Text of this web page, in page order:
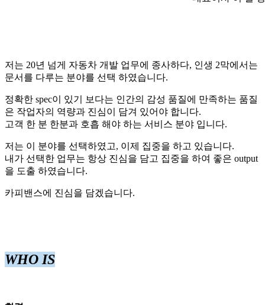
저는 20년 넘게 자동차 개발 업무에 종사하다, 인생 2막에서는
문서를 다루는 분야를 선택 하였습니다.
정확한 spec이 있기 보다는 인간의 감성 품질에 만족하는 품질
은 작업자의 역량과 진심이 담겨 있어야 합니다.
고객 한 분 한분과 호흡 해야 하는 서비스 분야 입니다.
저는 이 분야를 선택하였고, 이제 집중을 하고 있습니다.
내가 선택한 업무는 항상 진심을 담고 집중을 하여 좋은 output
을 도출 하였습니다.
카피밴스에 진심을 담겠습니다.
WHO IS